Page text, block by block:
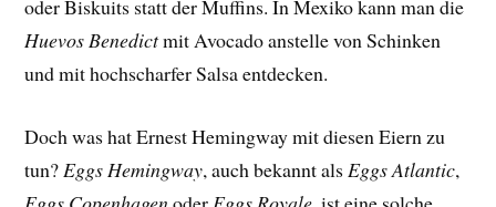
oder Biskuits statt der Muffins. In Mexiko kann man die
Huevos Benedictmit Avocado anstelle von Schinken
und mit hochscharfer Salsa entdecken.
Doch was hat Ernest Hemingway mit diesen Eiern zu
tun? Eggs Hemingway, auch bekannt als Eggs Atlantic,